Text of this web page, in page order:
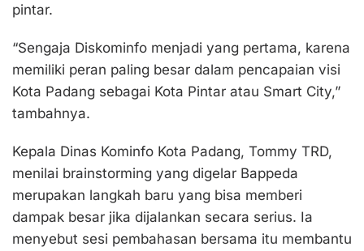
pintar.
“Sengaja Diskominfo menjadi yang pertama, karena
memiliki peran paling besar dalam pencapaian visi
Kota Padang sebagai Kota Pintar atau Smart City,”
tambahnya.
Kepala Dinas Kominfo Kota Padang, Tommy TRD,
menilai brainstorming yang digelar Bappeda
merupakan langkah baru yang bisa memberi
dampak besar jika dijalankan secara serius. Ia
menyebut sesi pembahasan bersama itu membantu